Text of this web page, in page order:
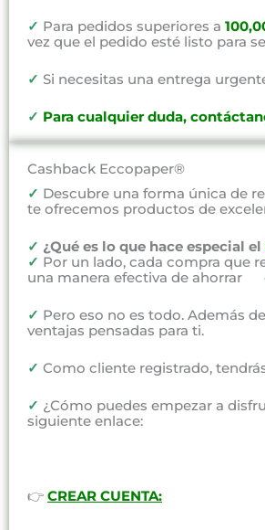
✓ Para pedidos superiores a
vez que el pedido esté listo para
✓ Si necesitas una entrega
✓ Para cualquier duda,
Cashback Eccopaper®
✓ Descubre una forma única de
te ofrecemos productos de
✓ ¿Qué es lo que hace especial el
✓ Por un lado, cada compra que
una manera efectiva de ahorrar
✓ Pero eso no es todo. Además
ventajas pensadas para ti.
✓ Como cliente registrado,
✓ ¿Cómo puedes empezar a
siguiente enlace:
👉 CREAR CUENTA: